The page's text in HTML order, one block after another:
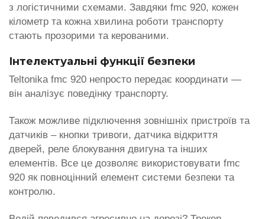
з логістичними схемами. Завдяки fmc 920, кожен
кілометр та кожна хвилина роботи транспорту
стають прозорими та керованими.
Інтелектуальні функції безпеки
Teltonika fmc 920 непросто передає координати —
він аналізує поведінку транспорту.
Також можливе підключення зовнішніх пристроїв та
датчиків – кнопки тривоги, датчика відкриття
дверей, реле блокування двигуна та інших
елементів. Все це дозволяє використовувати fmc
920 як повноцінний елемент системи безпеки та
контролю.